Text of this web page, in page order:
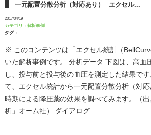
一元配置分散分析（対応あり）─エクセル...
2017/04/19
カテゴリ： 解析事例
タグ：
※ このコンテンツは「エクセル統計（
いた解析事例です。 分析データ 下図は、高血
し、投与前と投与後の血圧を測定した結果で
て、エクセル統計から一元配置分散分析（対
時期による降圧薬の効果を調べてみます。（
析」オーム社） ダイアログ...